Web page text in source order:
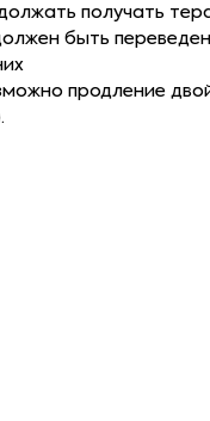
получать
быть
продление